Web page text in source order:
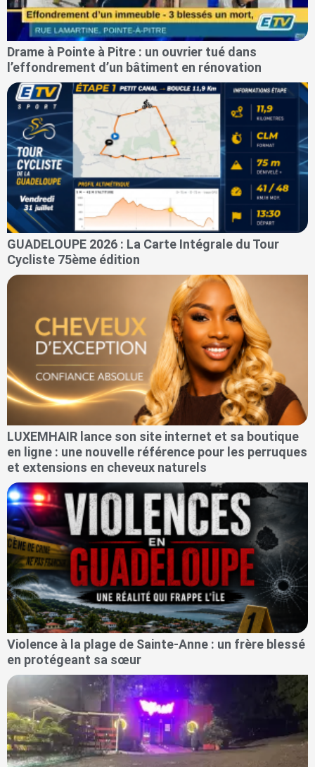
Drame à Pointe à Pitre : un ouvrier tué dans
l’effondrement d’un bâtiment en rénovation
GUADELOUPE 2026 : La Carte Intégrale du Tour
Cycliste 75ème édition
LUXEMHAIR lance son site internet et sa boutique
en ligne : une nouvelle référence pour les perruques
et extensions en cheveux naturels
Violence à la plage de Sainte-Anne : un frère blessé
en protégeant sa sœur